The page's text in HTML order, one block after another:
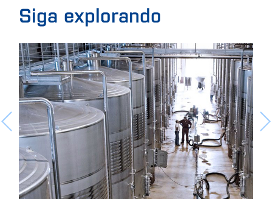
Siga explorando